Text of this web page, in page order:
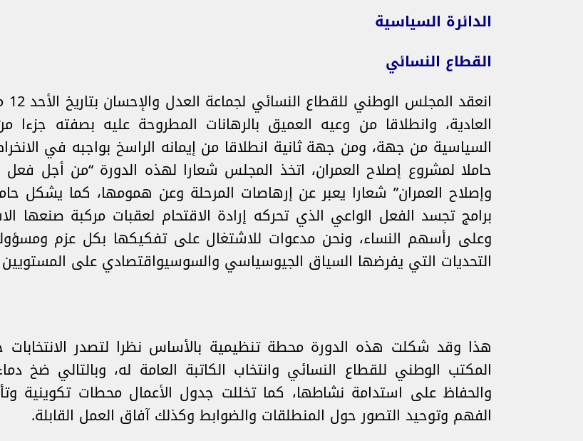
الدائرة السياسية
القطاع النسائي
العادية، وانطلاقا من وعيه العميق بالرهانات المطروحة عليه بصفته
السياسية من جهة، ومن جهة ثانية انطلاقا من إيمانه الراسخ بواجبه في
حاملا لمشروع إصلاح العمران، اتخذ المجلس شعارا لهذه الدورة “من أجل
وإصلاح العمران” شعارا يعبر عن إرهاصات المرحلة وعن همومها، كما يشكل
برامج تجسد الفعل الواعي الذي تحركه إرادة الاقتحام لعقبات مركبة صنعها
وعلى رأسهم النساء، ونحن مدعوات للاشتغال على تفكيكها بكل عزم
التحديات التي يفرضها السياق الجيوسياسي والسوسيواقتصادي على
هذا وقد شكلت هذه الدورة محطة تنظيمية بالأساس نظرا لتصدر
المكتب الوطني للقطاع النسائي وانتخاب الكاتبة العامة له، وبالتالي ضخ
والحفاظ على استدامة نشاطها، كما تخللت جدول الأعمال محطات تكوينية
الفهم وتوحيد التصور حول المنطلقات والضوابط وكذلك آفاق العمل القابلة.